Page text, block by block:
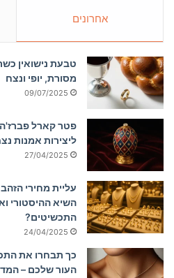
אחרונים
טבעת נישואין
מסורת, יופי ונצח
09/07/2025
פטר קארל
ליצירות אמנות
27/04/2025
השיא ההיסטורי
התכשיטים?
24/04/2025
כך תבחרו את
העור שלכם –